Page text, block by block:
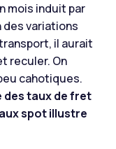
mois induit par
variations
il aurait
reculer. On
cahotiques.
des taux de fret
spot illustre